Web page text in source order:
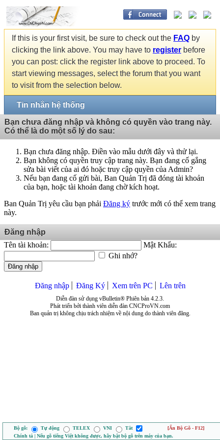
If this is your first visit, be sure to check out the FAQ by
clicking the link above. You may have to register before
you can post: click the register link above to proceed. To
start viewing messages, select the forum that you want
to visit from the selection below.
Tin nhắn hệ thống
Bạn chưa đăng nhập và không có quyền vào trang này.
Có thể là do một số lý do sau:
Bạn chưa đăng nhập. Điền vào mẫu dưới đây và thử lại.
Bạn không có quyền truy cập trang này. Bạn đang cố gắng
sửa bài viết của ai đó hoặc truy cập quyền của Admin?
Nếu bạn đang cố gửi bài, Ban Quản Trị đã đóng tài khoản
của bạn, hoặc tài khoản đang chờ kích hoạt.
Ban Quản Trị yêu cầu bạn phải Đăng ký trước mới có thể xem trang
này.
Đăng nhập
Tên tài khoản:
Mật Khẩu:
Ghi nhớ?
Đăng nhập
Đăng nhập Đăng Ký Xem trên PC Lên trên
Diễn đàn sử dụng vBulletin® Phiên bản 4.2.3.
Phát triển bởi thành viên diễn đàn CNCProVN.com
Ban quản trị không chịu trách nhiệm về nội dung do thành viên đăng.
Bộ gõ: Tự động TELEX VNI Tắt
[Ẩn Bộ Gõ - F12]
Chính tả | Nếu gõ tiếng Việt không được, hãy bật bộ gõ trên máy của bạn.